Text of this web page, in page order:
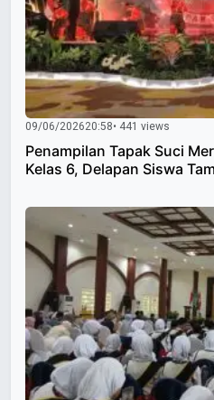
09/06/202620:58• 441 views
Penampilan Tapak Suci
Kelas 6, Delapan Siswa